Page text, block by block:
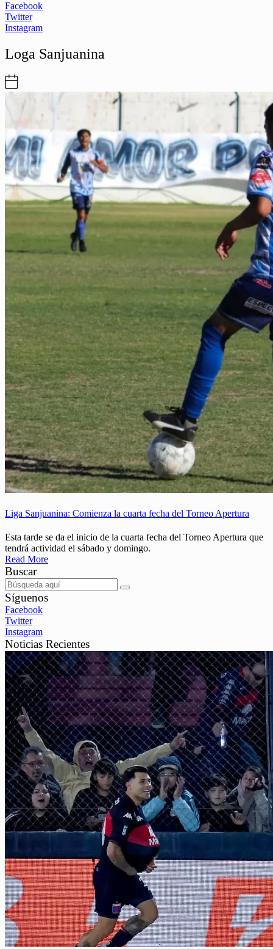
Facebook
Twitter
Instagram
Loga Sanjuanina
Liga Sanjuanina: Comienza la cuarta fecha del Torneo Apertura
Esta tarde se da el inicio de la cuarta fecha del Torneo Apertura que
tendrá actividad el sábado y domingo.
Read More
Buscar
Síguenos
Facebook
Twitter
Instagram
Noticias Recientes